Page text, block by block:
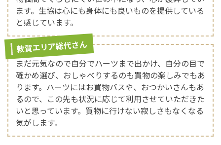
ます。生協は心にも身体にも良いものを提供している
と感じています。
敦賀エリア総代さん
まだ元気なので自分でハーツまで出かけ、自分の目で
確かめ選び、おしゃべりするのも買物の楽しみでもあ
ります。ハーツにはお買物バスや、おつかいさんもあ
るので、この先も状況に応じて利用させていただきた
いと思っています。買物に行けない寂しさもなくなる
気がします。